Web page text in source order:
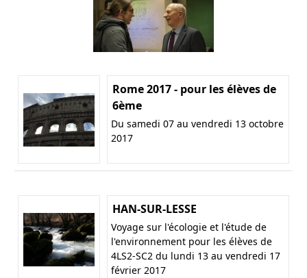
Rome 2017 - pour les élèves de
6ème
Du samedi 07 au vendredi 13 octobre
2017
HAN-SUR-LESSE
Voyage sur l'écologie et l'étude de
l'environnement pour les élèves de
4LS2-SC2 du lundi 13 au vendredi 17
février 2017